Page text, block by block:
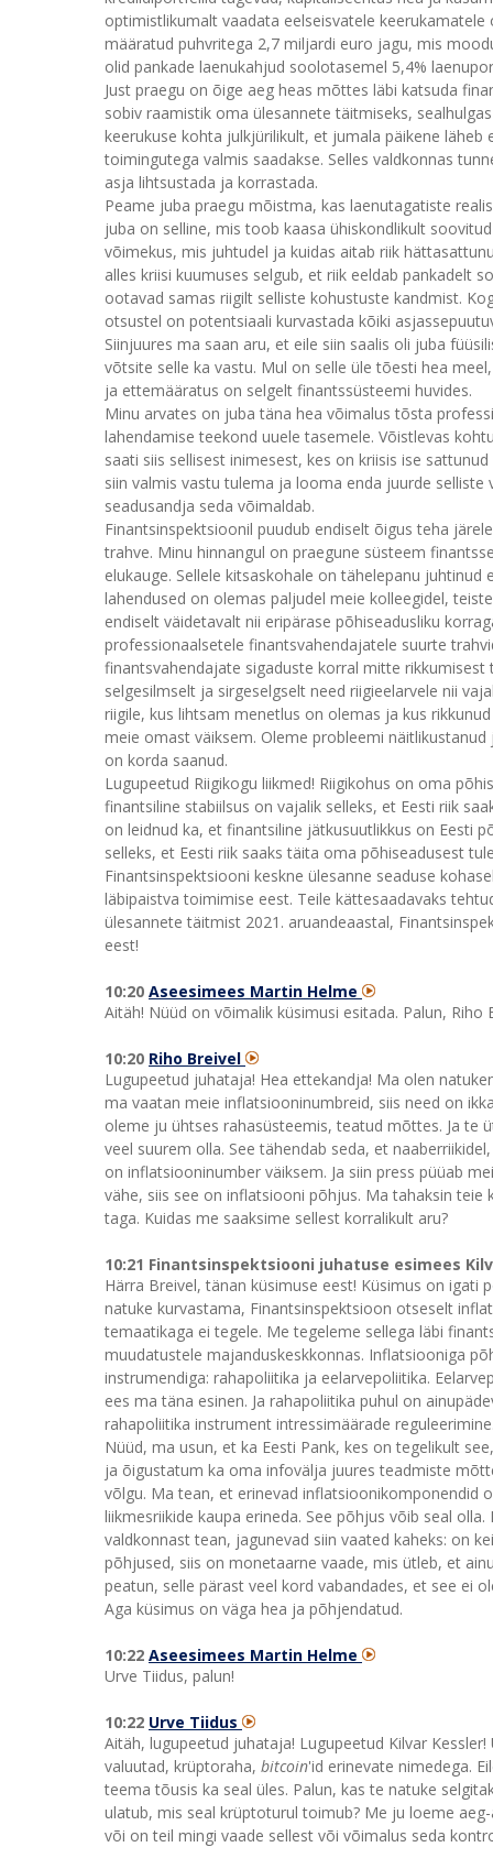
optimistlikumalt vaadata eelseisvatele
määratud puhvritega 2,7 miljardi euro jagu, mis
olid pankade laenukahjud soolotasemel 5,4%
Just praegu on õige aeg heas mõttes läbi katsuda
sobiv raamistik oma ülesannete täitmiseks,
keerukuse kohta julkjürilikult, et jumala päikene
toimingutega valmis saadakse. Selles valdkonnas
asja lihtsustada ja korrastada.
Peame juba praegu mõistma, kas laenutagatiste
juba on selline, mis toob kaasa ühiskondlikult
võimekus, mis juhtudel ja kuidas aitab riik
alles kriisi kuumuses selgub, et riik eeldab pankadelt
ootavad samas riigilt selliste kohustuste kandmist.
otsustel on potentsiaali kurvastada kõiki
Siinjuures ma saan aru, et eile siin saalis oli juba
võtsite selle ka vastu. Mul on selle üle tõesti hea
ja ettemääratus on selgelt finantssüsteemi huvides.
Minu arvates on juba täna hea võimalus tõsta
lahendamise teekond uuele tasemele. Võistlevas
saati siis sellisest inimesest, kes on kriisis ise
siin valmis vastu tulema ja looma enda juurde
seadusandja seda võimaldab.
Finantsinspektsioonil puudub endiselt õigus teha
trahve. Minu hinnangul on praegune süsteem
elukauge. Sellele kitsaskohale on tähelepanu
lahendused on olemas paljudel meie kolleegidel,
endiselt väidetavalt nii eripärase põhiseadusliku
professionaalsetele finantsvahendajatele suurte
finantsvahendajate sigaduste korral mitte
selgesilmselt ja sirgeselgselt need riigieelarvele nii
riigile, kus lihtsam menetlus on olemas ja kus
meie omast väiksem. Oleme probleemi
on korda saanud.
Lugupeetud Riigikogu liikmed! Riigikohus on oma
finantsiline stabiilsus on vajalik selleks, et Eesti riik
on leidnud ka, et finantsiline jätkusuutlikkus on Eesti
selleks, et Eesti riik saaks täita oma põhiseadusest
Finantsinspektsiooni keskne ülesanne seaduse
läbipaistva toimimise eest. Teile kättesaadavaks
ülesannete täitmist 2021. aruandeaastal,
eest!
10:20 Aseesimees Martin Helme
Aitäh! Nüüd on võimalik küsimusi esitada. Palun, Riho
10:20 Riho Breivel
Lugupeetud juhataja! Hea ettekandja! Ma olen
ma vaatan meie inflatsiooninumbreid, siis need on
oleme ju ühtses rahasüsteemis, teatud mõttes. Ja te
veel suurem olla. See tähendab seda, et
on inflatsiooninumber väiksem. Ja siin press püüab
vähe, siis see on inflatsiooni põhjus. Ma tahaksin
taga. Kuidas me saaksime sellest korralikult aru?
10:21 Finantsinspektsiooni juhatuse esimees
Härra Breivel, tänan küsimuse eest! Küsimus on
natuke kurvastama, Finantsinspektsioon otseselt
temaatikaga ei tegele. Me tegeleme sellega läbi
muudatustele majanduskeskkonnas. Inflatsiooniga
instrumendiga: rahapoliitika ja eelarvepoliitika.
ees ma täna esinen. Ja rahapoliitika puhul on
rahapoliitika instrument intressimäärade
Nüüd, ma usun, et ka Eesti Pank, kes on tegelikult
ja õigustatum ka oma infovälja juures teadmiste
võlgu. Ma tean, et erinevad inflatsioonikomponendid
liikmesriikide kaupa erineda. See põhjus võib seal
valdkonnast tean, jagunevad siin vaated kaheks: on
põhjused, siis on monetaarne vaade, mis ütleb, et
peatun, selle pärast veel kord vabandades, et see ei
Aga küsimus on väga hea ja põhjendatud.
10:22 Aseesimees Martin Helme
Urve Tiidus, palun!
10:22 Urve Tiidus
Aitäh, lugupeetud juhataja! Lugupeetud Kilvar
valuutad, krüptoraha, bitcoin'id erinevate nimedega.
teema tõusis ka seal üles. Palun, kas te natuke
ulatub, mis seal krüptoturul toimub? Me ju loeme
või on teil mingi vaade sellest või võimalus seda